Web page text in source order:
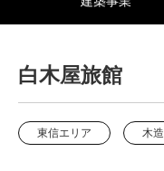
白木屋旅館
東信エリア 木造